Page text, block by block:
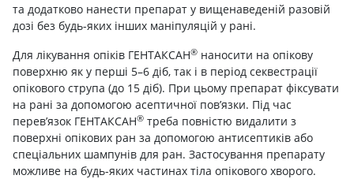
та додатково нанести препарат у вищенаведеній разовій
дозі без будь-яких інших маніпуляцій у рані.
Для лікування опіків ГЕНТАКСАН® наносити на опікову
поверхню як у перші 5–6 діб, так і в період секвестрації
опікового струпа (до 15 діб). При цьому препарат фіксувати
на рані за допомогою асептичної пов’язки. Під час
перев’язок ГЕНТАКСАН® треба повністю видалити з
поверхні опікових ран за допомогою антисептиків або
спеціальних шампунів для ран. Застосування препарату
можливе на будь-яких частинах тіла опікового хворого.